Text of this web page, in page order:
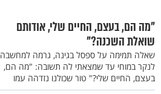
"מה הם, בעצם, החיים שלי, אודותם
שואלת השכנה?"
שאלה תמימה על ספסל בגינה, גרמה למחשבה
לנקר במוחי עד שמצאתי לה תשובה: "מה הם,
בעצם, החיים שלי?" טור שכולנו נזדהה עמו